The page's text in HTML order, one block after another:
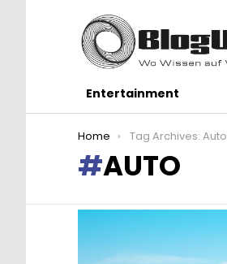
Entertainment
You are here:
Home Tag Archives: Auto
AUTO
LATEST
STORIES